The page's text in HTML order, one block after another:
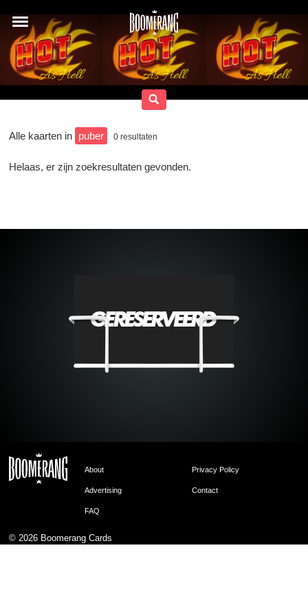
Alle kaarten in puber 0 resultaten
Helaas, er zijn zoekresultaten gevonden.
About Privacy Policy
Advertising Contact
FAQ
© 2026 Boomerang Cards